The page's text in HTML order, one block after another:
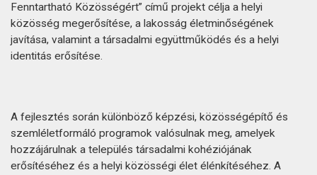
Fenntartható Közösségért” című projekt célja a helyi
közösség megerősítése, a lakosság életminőségének
javítása, valamint a társadalmi együttműködés és a helyi
identitás erősítése.
A fejlesztés során különböző képzési, közösségépítő és
szemléletformáló programok valósulnak meg, amelyek
hozzájárulnak a település társadalmi kohéziójának
erősítéséhez és a helyi közösségi élet élénkítéséhez. A